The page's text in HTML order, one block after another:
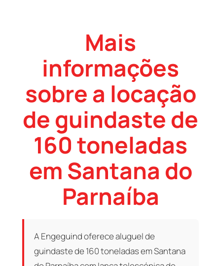
Mais
informações
sobre a locação
de guindaste de
160 toneladas
em Santana do
Parnaíba
A Engeguind oferece aluguel de
guindaste de 160 toneladas em Santana